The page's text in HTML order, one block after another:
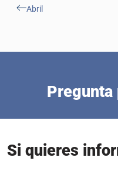
Abril
Pregunta
Si quieres